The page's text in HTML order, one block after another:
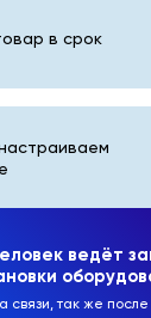
ведёт
связи, так же
в срок